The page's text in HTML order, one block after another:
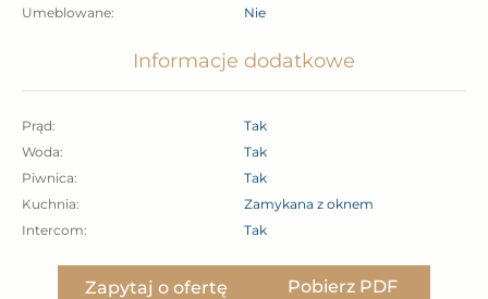
oświadczeń właściciela. Prezentacja nieruchomości
terminu.
Umeblowane:
Nie
Informacje dodatkowe
Prąd:
Tak
Woda:
Tak
Piwnica:
Tak
Kuchnia:
Zamykana z oknem
Intercom:
Tak
Zapytaj o ofertę Pobierz PDF